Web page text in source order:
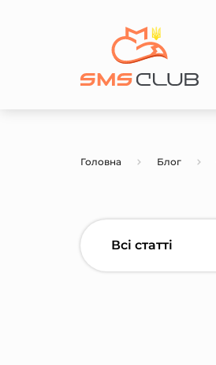
Головна Блог
Всі статті